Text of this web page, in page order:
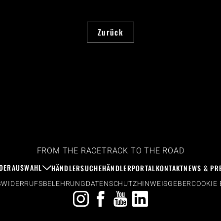
Zurück
FROM THE RACETRACK TO THE ROAD
HÄNDLERSUCHEHÄNDLERPORTALKONTAKTNEWS &
WIDERRUFSBELEHRUNGDATENSCHUTZHINWEISGEBERCOOKIE